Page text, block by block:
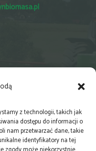
z technologii, takich jak
dostępu do informacji o
nam przetwarzać dane, takie
identyfikatory na tej